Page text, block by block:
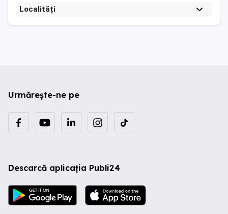
Localități
Urmărește-ne pe
Descarcă aplicația Publi24